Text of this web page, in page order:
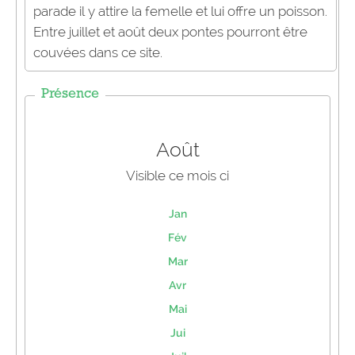
parade il y attire la femelle et lui offre un poisson.
Entre juillet et août deux pontes pourront être
couvées dans ce site.
Présence
Août
Visible ce mois ci
Jan
Fév
Mar
Avr
Mai
Jui